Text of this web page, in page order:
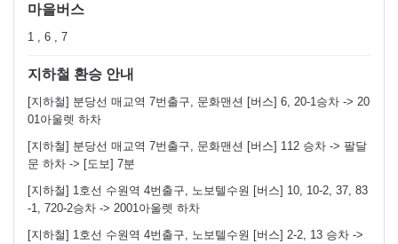
마을버스
1 , 6 , 7
지하철 환승 안내
[지하철] 분당선 매교역 7번출구, 문화맨션 [버스] 6, 20-1승차 -> 20
01아울렛 하차
[지하철] 분당선 매교역 7번출구, 문화맨션 [버스] 112 승차 -> 팔달
문 하차 -> [도보] 7분
[지하철] 1호선 수원역 4번출구, 노보텔수원 [버스] 10, 10-2, 37, 83
-1, 720-2승차 -> 2001아울렛 하차
[지하철] 1호선 수원역 4번출구, 노보텔수원 [버스] 2-2, 13 승차 ->